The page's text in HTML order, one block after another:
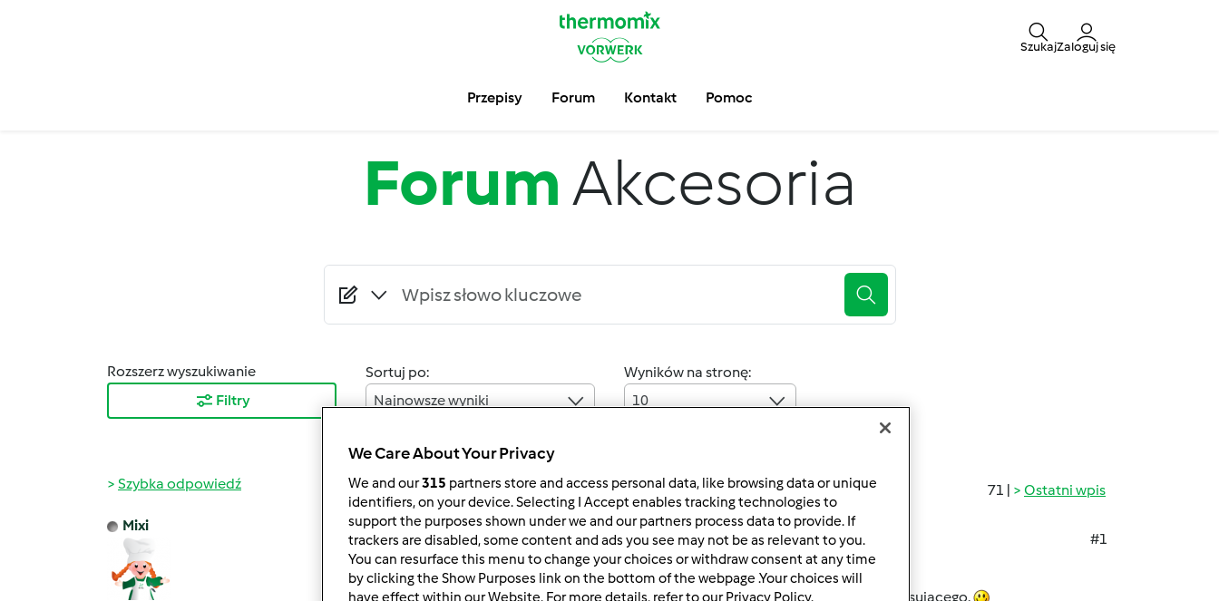
SzukajZaloguj się
Przepisy Forum Kontakt Pomoc
ForumAkcesoria
Rozszerz wyszukiwanie
Filtry
Sortuj po:
Najnowsze wyniki
Wyników na stronę:
10
71 | Ostatni wpis
Szybka odpowiedź
Mixi
wt., 04/19/2011 - 13:12
#1
Czy korzystacie z Thermomixa wykorzystując również jego akcesoria?
Praktyczny drobiazg haczyk z tyłu kopystki ułatwia wyjęcie koszyczka z naczynia miksującego.
We Care About Your Privacy
We and our315 partners store and access personal data, like browsing data or unique
identifiers, on your device. Selecting I Accept enables tracking technologies to
support the purposes shown under we and our partners process data to provide. If
trackers are disabled, some content and ads you see may not be as relevant to you.
You can resurface this menu to change your choices or withdraw consent at any time
by clicking the Show Purposes link on the bottom of the webpage .Your choices will
have effect within our Website. For more details, refer to our Privacy Policy.